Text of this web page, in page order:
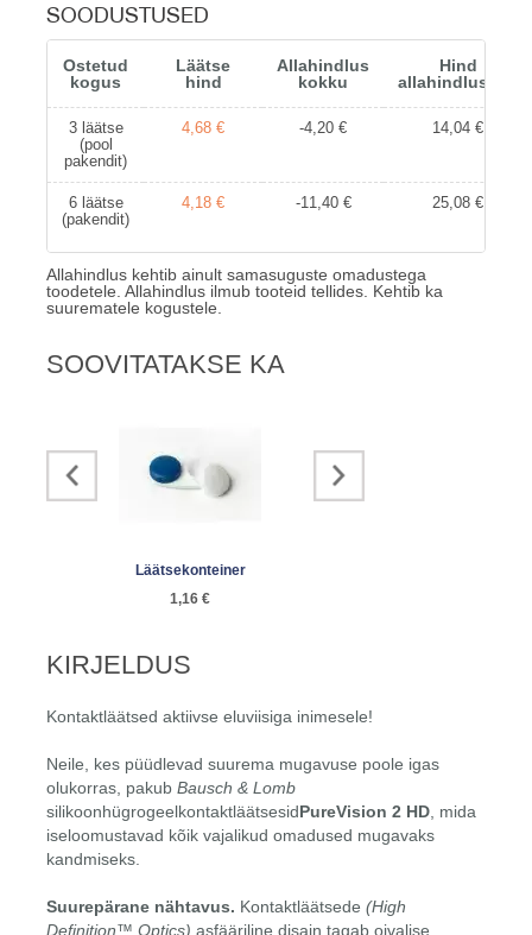
SOODUSTUSED
Ostetud
kogus
Läätse
hind
Allahindlus
kokku
Hind
allahindlusega
3 läätse
(pool
pakendit)
4,68 € -4,20 € 14,04 €
6 läätse
(pakendit)
4,18 € -11,40 € 25,08 €
Allahindlus kehtib ainult samasuguste omadustega
toodetele. Allahindlus ilmub tooteid tellides. Kehtib ka
suurematele kogustele.
SOOVITATAKSE KA
Läätsekonteiner
1,16 €
KIRJELDUS
Kontaktläätsed aktiivse eluviisiga inimesele!
Neile, kes püüdlevad suurema mugavuse poole igas
olukorras, pakub Bausch & Lomb
silikoonhügrogeelkontaktläätsesidPureVision 2 HD , mida
iseloomustavad kõik vajalikud omadused mugavaks
kandmiseks.
Suurepärane nähtavus. Kontaktläätsede (High
Definition™ Optics) asfääriline disain tagab oivalise